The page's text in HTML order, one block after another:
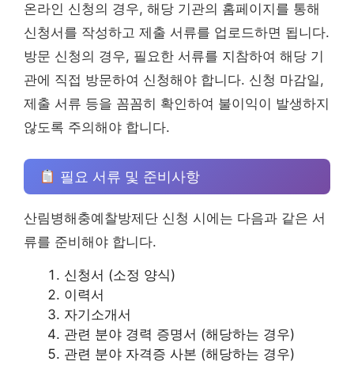
온라인 신청의 경우, 해당 기관의 홈페이지를 통해
신청서를 작성하고 제출 서류를 업로드하면 됩니다.
방문 신청의 경우, 필요한 서류를 지참하여 해당 기
관에 직접 방문하여 신청해야 합니다. 신청 마감일,
제출 서류 등을 꼼꼼히 확인하여 불이익이 발생하지
않도록 주의해야 합니다.
필요 서류 및 준비사항
산림병해충예찰방제단 신청 시에는 다음과 같은 서
류를 준비해야 합니다.
신청서 (소정 양식)
이력서
자기소개서
관련 분야 경력 증명서 (해당하는 경우)
관련 분야 자격증 사본 (해당하는 경우)